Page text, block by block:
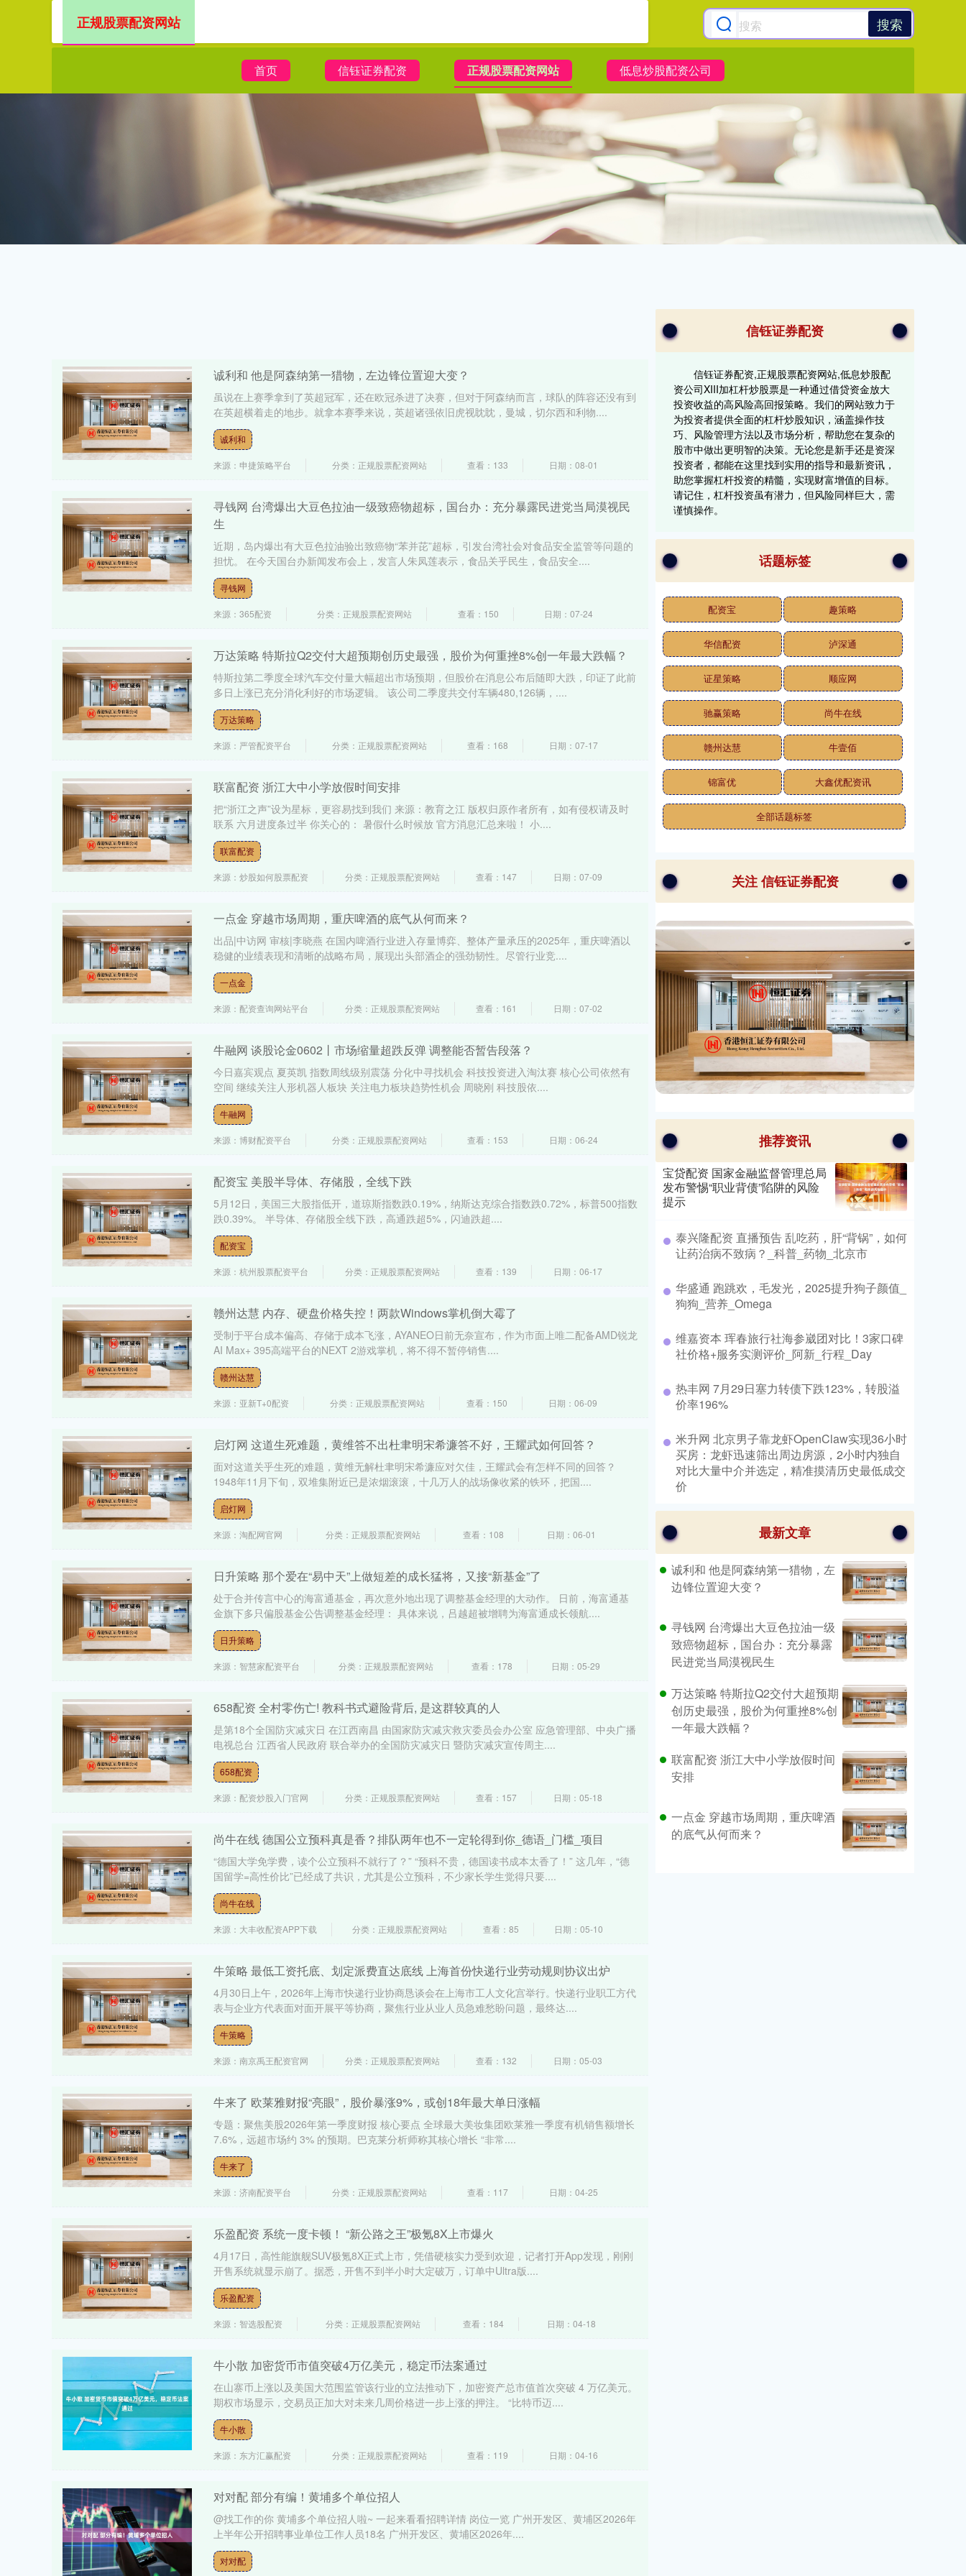
搜索
首页 信钰证券配资 正规股票配资网站 低息炒股配资公司
正规股票配资网站
诚利和 他是阿森纳第一猎物，左边锋位置迎大变？
虽说在上赛季拿到了英超冠军，还在欧冠杀进了决赛，但对于阿森纳而言，球队的阵容还没有到
在英超横着走的地步。就拿本赛季来说，英超诸强依旧虎视眈眈，曼城，切尔西和利物....
诚利和
来源：申捷策略平台 分类：正规股票配资网站 查看：133 日期：08-01
寻钱网 台湾爆出大豆色拉油一级致癌物超标，国台办：充分暴露民进党当局漠视民
生
近期，岛内爆出有大豆色拉油验出致癌物“苯并芘”超标，引发台湾社会对食品安全监管等问题的
担忧。 在今天国台办新闻发布会上，发言人朱凤莲表示，食品关乎民生，食品安全....
寻钱网
来源：365配资 分类：正规股票配资网站 查看：150 日期：07-24
万达策略 特斯拉Q2交付大超预期创历史最强，股价为何重挫8%创一年最大跌幅？
特斯拉第二季度全球汽车交付量大幅超出市场预期，但股价在消息公布后随即大跌，印证了此前
多日上涨已充分消化利好的市场逻辑。 该公司二季度共交付车辆480,126辆，....
万达策略
来源：严管配资平台 分类：正规股票配资网站 查看：168 日期：07-17
联富配资 浙江大中小学放假时间安排
把“浙江之声”设为星标，更容易找到我们 来源：教育之江 版权归原作者所有，如有侵权请及时
联系 六月进度条过半 你关心的： 暑假什么时候放 官方消息汇总来啦！ 小....
联富配资
来源：炒股如何股票配资 分类：正规股票配资网站 查看：147 日期：07-09
一点金 穿越市场周期，重庆啤酒的底气从何而来？
出品|中访网 审核|李晓燕 在国内啤酒行业进入存量博弈、整体产量承压的2025年，重庆啤酒以
稳健的业绩表现和清晰的战略布局，展现出头部酒企的强劲韧性。尽管行业竞....
一点金
来源：配资查询网站平台 分类：正规股票配资网站 查看：161 日期：07-02
牛融网 谈股论金0602丨市场缩量超跌反弹 调整能否暂告段落？
今日嘉宾观点 夏英凯 指数周线级别震荡 分化中寻找机会 科技投资进入淘汰赛 核心公司依然有
空间 继续关注人形机器人板块 关注电力板块趋势性机会 周晓刚 科技股依....
牛融网
来源：博财配资平台 分类：正规股票配资网站 查看：153 日期：06-24
配资宝 美股半导体、存储股，全线下跌
5月12日，美国三大股指低开，道琼斯指数跌0.19%，纳斯达克综合指数跌0.72%，标普500指数
跌0.39%。 半导体、存储股全线下跌，高通跌超5%，闪迪跌超....
配资宝
来源：杭州股票配资平台 分类：正规股票配资网站 查看：139 日期：06-17
赣州达慧 内存、硬盘价格失控！两款Windows掌机倒大霉了
受制于平台成本偏高、存储于成本飞涨，AYANEO日前无奈宣布，作为市面上唯二配备AMD锐龙
AI Max+ 395高端平台的NEXT 2游戏掌机，将不得不暂停销售....
赣州达慧
来源：亚新T+0配资 分类：正规股票配资网站 查看：150 日期：06-09
启灯网 这道生死难题，黄维答不出杜聿明宋希濂答不好，王耀武如何回答？
面对这道关乎生死的难题，黄维无解杜聿明宋希濂应对欠佳，王耀武会有怎样不同的回答？
1948年11月下旬，双堆集附近已是浓烟滚滚，十几万人的战场像收紧的铁环，把国....
启灯网
来源：淘配网官网 分类：正规股票配资网站 查看：108 日期：06-01
日升策略 那个爱在“易中天”上做短差的成长猛将，又接“新基金”了
处于合并传言中心的海富通基金，再次意外地出现了调整基金经理的大动作。 日前，海富通基
金旗下多只偏股基金公告调整基金经理： 具体来说，吕越超被增聘为海富通成长领航....
日升策略
来源：智慧家配资平台 分类：正规股票配资网站 查看：178 日期：05-29
658配资 全村零伤亡! 教科书式避险背后, 是这群较真的人
是第18个全国防灾减灾日 在江西南昌 由国家防灾减灾救灾委员会办公室 应急管理部、中央广播
电视总台 江西省人民政府 联合举办的全国防灾减灾日 暨防灾减灾宣传周主....
658配资
来源：配资炒股入门官网 分类：正规股票配资网站 查看：157 日期：05-18
尚牛在线 德国公立预科真是香？排队两年也不一定轮得到你_德语_门槛_项目
“德国大学免学费，读个公立预科不就行了？” “预科不贵，德国读书成本太香了！” 这几年，“德
国留学=高性价比”已经成了共识，尤其是公立预科，不少家长学生觉得只要....
尚牛在线
来源：大丰收配资APP下载 分类：正规股票配资网站 查看：85 日期：05-10
牛策略 最低工资托底、划定派费直达底线 上海首份快递行业劳动规则协议出炉
4月30日上午，2026年上海市快递行业协商恳谈会在上海市工人文化宫举行。快递行业职工方代
表与企业方代表面对面开展平等协商，聚焦行业从业人员急难愁盼问题，最终达....
牛策略
来源：南京禹王配资官网 分类：正规股票配资网站 查看：132 日期：05-03
牛来了 欧莱雅财报“亮眼”，股价暴涨9%，或创18年最大单日涨幅
专题：聚焦美股2026年第一季度财报 核心要点 全球最大美妆集团欧莱雅一季度有机销售额增长
7.6%，远超市场约 3% 的预期。巴克莱分析师称其核心增长 “非常....
牛来了
来源：济南配资平台 分类：正规股票配资网站 查看：117 日期：04-25
乐盈配资 系统一度卡顿！ “新公路之王”极氪8X上市爆火
4月17日，高性能旗舰SUV极氪8X正式上市，凭借硬核实力受到欢迎，记者打开App发现，刚刚
开售系统就显示崩了。据悉，开售不到半小时大定破万，订单中Ultra版....
乐盈配资
来源：智选股配资 分类：正规股票配资网站 查看：184 日期：04-18
牛小散 加密货币市值突破4万亿美元，稳定币法案通过
在山寨币上涨以及美国大范围监管该行业的立法推动下，加密资产总市值首次突破 4 万亿美元。
期权市场显示，交易员正加大对未来几周价格进一步上涨的押注。 “比特币迈....
牛小散
来源：东方汇赢配资 分类：正规股票配资网站 查看：119 日期：04-16
对对配 部分有编！黄埔多个单位招人
@找工作的你 黄埔多个单位招人啦~ 一起来看看招聘详情 岗位一览 广州开发区、黄埔区2026年
上半年公开招聘事业单位工作人员18名 广州开发区、黄埔区2026年....
对对配
信钰证券配资
信钰证券配资,正规股票配资网站,低息炒股配
资公司XIII‌加杠杆炒股票是一种通过借贷资金放大
投资收益的高风险高回报策略。我们的网站致力于
为投资者提供全面的杠杆炒股知识，涵盖操作技
巧、风险管理方法以及市场分析，帮助您在复杂的
股市中做出更明智的决策。无论您是新手还是资深
投资者，都能在这里找到实用的指导和最新资讯，
助您掌握杠杆投资的精髓，实现财富增值的目标。
请记住，杠杆投资虽有潜力，但风险同样巨大，需
谨慎操作。
话题标签
配资宝 趣策略
华信配资 泸深通
证星策略 顺应网
驰赢策略 尚牛在线
赣州达慧 牛壹佰
锦富优 大鑫优配资讯
全部话题标签
关注 信钰证券配资
推荐资讯
宝贷配资 国家金融监督管理总局
发布警惕“职业背债”陷阱的风险
提示
​泰兴隆配资 直播预告 乱吃药，肝“背锅”，如何
让药治病不致病？_科普_药物_北京市
​华盛通 跑跳欢，毛发光，2025提升狗子颜值_
狗狗_营养_Omega
​维嘉资本 珲春旅行社海参崴团对比！3家口碑
社价格+服务实测评价_阿新_行程_Day
​热丰网 7月29日塞力转债下跌123%，转股溢
价率196%
​米升网 北京男子靠龙虾OpenClaw实现36小时
买房：龙虾迅速筛出周边房源，2小时内独自
对比大量中介并选定，精准摸清历史最低成交
价
最新文章
诚利和 他是阿森纳第一猎物，左
边锋位置迎大变？
寻钱网 台湾爆出大豆色拉油一级
致癌物超标，国台办：充分暴露
民进党当局漠视民生
万达策略 特斯拉Q2交付大超预期
创历史最强，股价为何重挫8%创
一年最大跌幅？
联富配资 浙江大中小学放假时间
安排
一点金 穿越市场周期，重庆啤酒
的底气从何而来？